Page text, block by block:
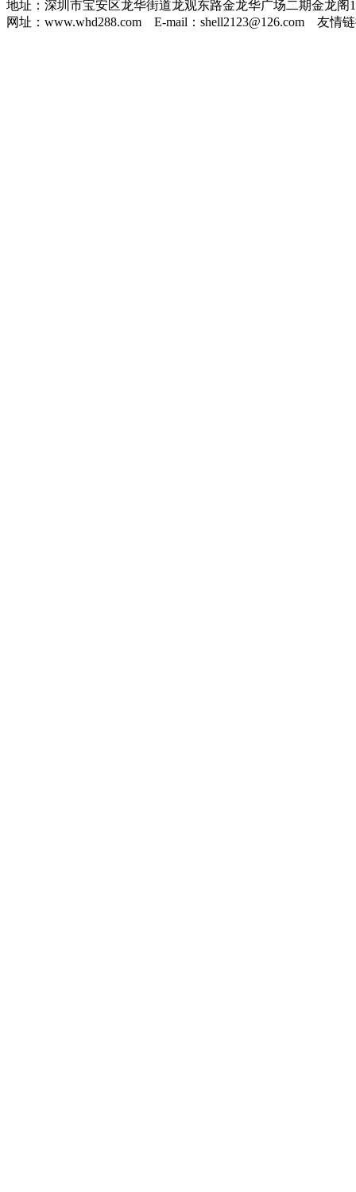
地址：深圳市宝安区龙华街道龙观东路金龙华广场二期金龙
网址：www.whd288.com E-mail：shell2123@126.com 友情